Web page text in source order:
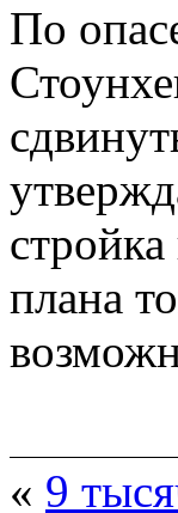
По
плана
« 9